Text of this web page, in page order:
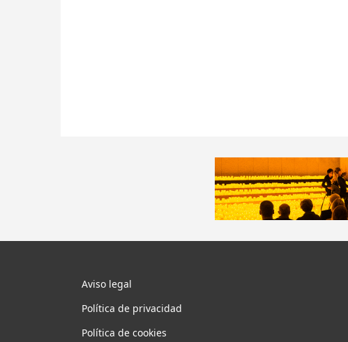
Aviso legal
Política de privacidad
Política de cookies